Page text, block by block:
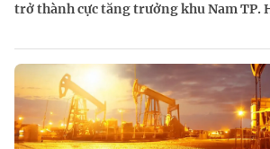
trở thành cực tăng trưởng khu Nam TP.